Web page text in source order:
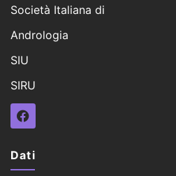
Società Italiana di
Andrologia
SIU
SIRU
Dati